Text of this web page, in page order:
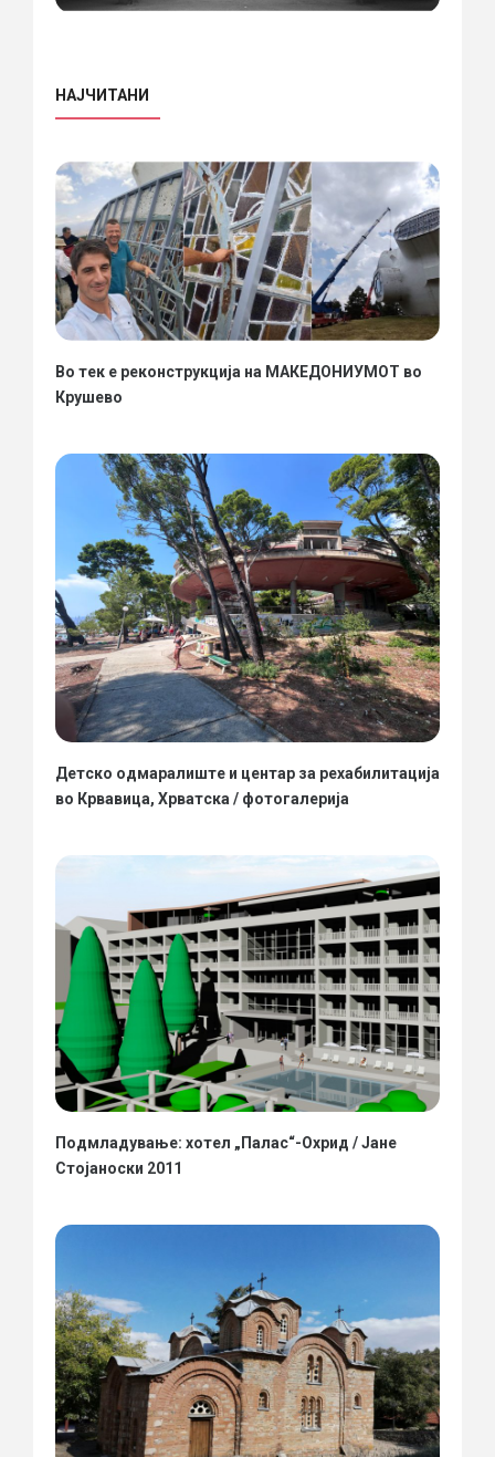
НАЈЧИТАНИ
Во тек е реконструкција на МАКЕДОНИУМОТ во
Крушево
Детско одмаралиште и центар за рехабилитација
во Крвавица, Хрватска / фотогалерија
Подмладување: хотел „Палас“-Охрид / Јане
Стојаноски 2011